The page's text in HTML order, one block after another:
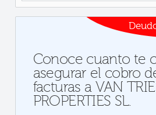
Conoce cuanto te
asegurar el cobro
facturas a VAN
PROPERTIES SL.